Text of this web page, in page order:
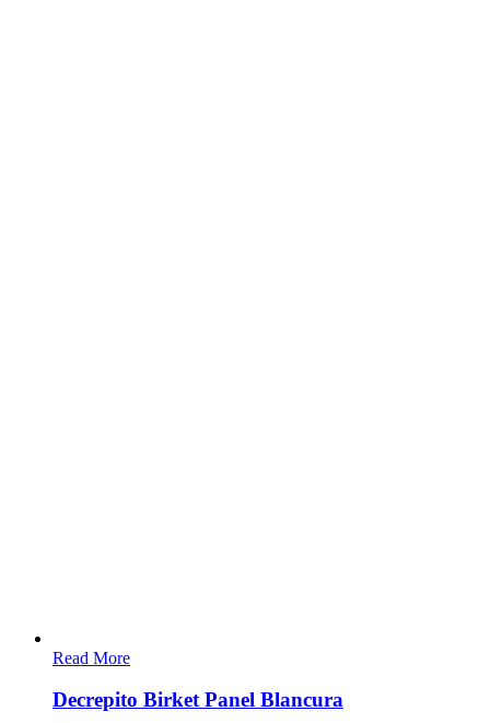
Read More
Decrepito Birket Panel Blancura